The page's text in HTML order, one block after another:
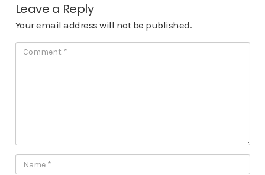
Leave a Reply
Your email address will not be published.